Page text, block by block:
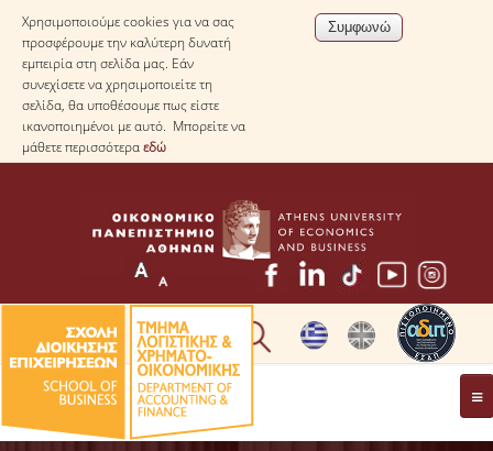
Χρησιμοποιούμε cookies για να σας
προσφέρουμε την καλύτερη δυνατή
εμπειρία στη σελίδα μας. Εάν
συνεχίσετε να χρησιμοποιείτε τη
σελίδα, θα υποθέσουμε πως είστε
ικανοποιημένοι με αυτό. Μπορείτε να
μάθετε περισσότεραεδώ
* ΠΛΗΡΟΦΟΡΙΕΣ ΓΙΑ ΜΑΘΗΤΕΣ ΛΥΚΕΙΟΥ *